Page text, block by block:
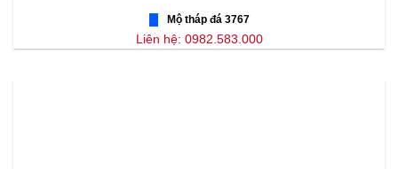
Mộ tháp đá 3767
Liên hệ: 0982.583.000